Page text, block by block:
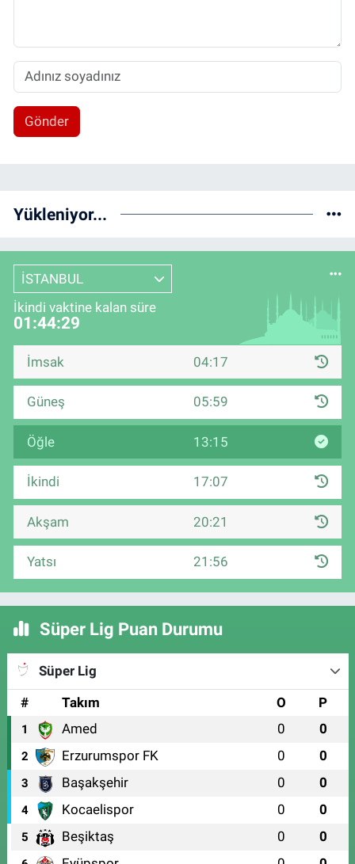
Gönder
Yükleniyor...
İSTANBUL
İkindi vaktine kalan süre
01:44:28
İmsak 04:17
Güneş 05:59
Öğle 13:15
İkindi 17:07
Akşam 20:21
Yatsı 21:56
Süper Lig Puan Durumu
Süper Lig
#
Takım O P
1 Amed 0 0
2 Erzurumspor FK 0 0
3 Başakşehir 0 0
4 Kocaelispor 0 0
5 Beşiktaş 0 0